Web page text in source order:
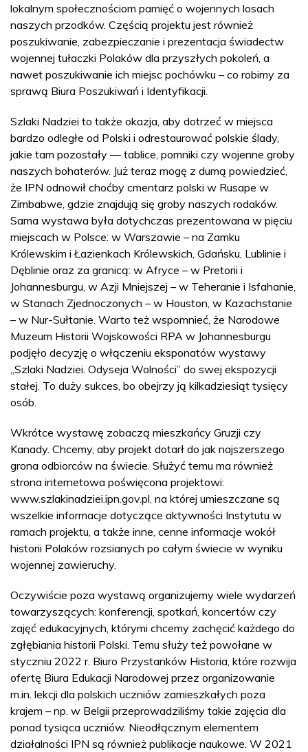
lokalnym społecznościom pamięć o wojennych losach
naszych przodków. Częścią projektu jest również
poszukiwanie, zabezpieczanie i prezentacja świadectw
wojennej tułaczki Polaków dla przyszłych pokoleń, a
nawet poszukiwanie ich miejsc pochówku – co robimy za
sprawą Biura Poszukiwań i Identyfikacji.
Szlaki Nadziei to także okazja, aby dotrzeć w miejsca
bardzo odległe od Polski i odrestaurować polskie ślady,
jakie tam pozostały — tablice, pomniki czy wojenne groby
naszych bohaterów. Już teraz mogę z dumą powiedzieć,
że IPN odnowił choćby cmentarz polski w Rusape w
Zimbabwe, gdzie znajdują się groby naszych rodaków.
Sama wystawa była dotychczas prezentowana w pięciu
miejscach w Polsce: w Warszawie – na Zamku
Królewskim i Łazienkach Królewskich, Gdańsku, Lublinie i
Dęblinie oraz za granicą: w Afryce – w Pretorii i
Johannesburgu, w Azji Mniejszej – w Teheranie i Isfahanie,
w Stanach Zjednoczonych – w Houston, w Kazachstanie
– w Nur-Sułtanie. Warto też wspomnieć, że Narodowe
Muzeum Historii Wojskowości RPA w Johannesburgu
podjęło decyzję o włączeniu eksponatów wystawy
„Szlaki Nadziei. Odyseja Wolności” do swej ekspozycji
stałej. To duży sukces, bo obejrzy ją kilkadziesiąt tysięcy
osób.
Wkrótce wystawę zobaczą mieszkańcy Gruzji czy
Kanady. Chcemy, aby projekt dotarł do jak najszerszego
grona odbiorców na świecie. Służyć temu ma również
strona internetowa poświęcona projektowi:
www.szlakinadziei.ipn.gov.pl, na której umieszczane są
wszelkie informacje dotyczące aktywności Instytutu w
ramach projektu, a także inne, cenne informacje wokół
historii Polaków rozsianych po całym świecie w wyniku
wojennej zawieruchy.
Oczywiście poza wystawą organizujemy wiele wydarzeń
towarzyszących: konferencji, spotkań, koncertów czy
zajęć edukacyjnych, którymi chcemy zachęcić każdego do
zgłębiania historii Polski. Temu służy też powołane w
styczniu 2022 r. Biuro Przystanków Historia, które rozwija
ofertę Biura Edukacji Narodowej przez organizowanie
m.in. lekcji dla polskich uczniów zamieszkałych poza
krajem – np. w Belgii przeprowadziliśmy takie zajęcia dla
ponad tysiąca uczniów. Nieodłącznym elementem
działalności IPN są również publikacje naukowe. W 2021